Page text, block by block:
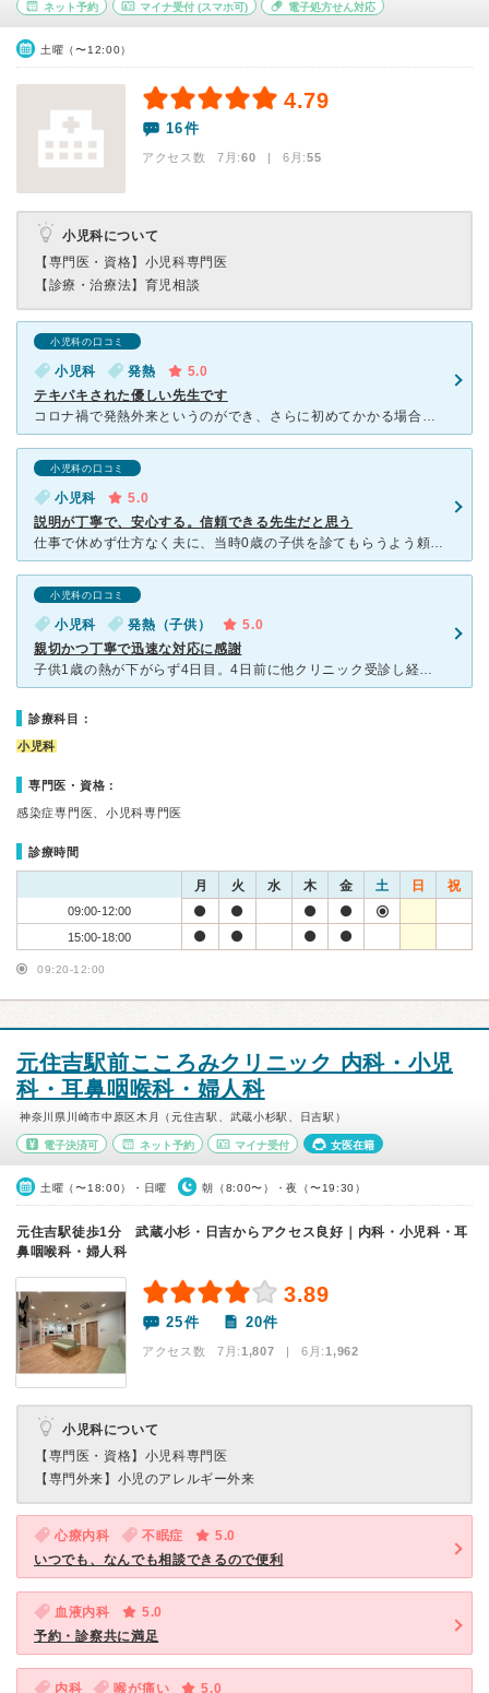
ネット予約 マイナ受付(スマホ可) 電子処方せん対応
土曜（〜12:00）
4.79
16件
アクセス数 7月:60 | 6月:55
小児科について
【専門医・資格】 小児科専門医
【診療・治療法】 育児相談
小児科の口コミ
小児科 発熱
5.0
テキパキされた優しい先生です
コロナ禍で発熱外来というのができ、さらに初めてかかる場合は診療してもらえない。。という病院が多いなか、子供の発熱があったときに、診てもらえて助かりました。 先生は感染症のことに詳しい先生で、すぐに検
小児科の口コミ
小児科
5.0
説明が丁寧で、安心する。信頼できる先生だと思う
仕事で休めず仕方なく夫に、当時0歳の子供を診てもらうよう頼んだ。 結果的に市民病院を紹介され、肺炎と気管支炎の診断。 きちんと診てくれたおかげで、適切な治療をスムーズに受けることができた。 市民
小児科の口コミ
小児科 発熱（子供）
5.0
親切かつ丁寧で迅速な対応に感謝
子供1歳の熱が下がらず4日目。4日前に他クリニック受診し経過観察の指示受け様子見ていたが食事も水分も多くは取れずぐったりしてきたようす。活気も無くなり慌てて本日、藤沢市民病院へ電話。小児科は午前中のみ
診療科目：
小児科
専門医・資格：
感染症専門医、小児科専門医
診療時間
月 火 水 木 金 土 日 祝
09:00-12:00
15:00-18:00
09:20-12:00
元住吉駅前こころみクリニック 内科・小児
科・耳鼻咽喉科・婦人科
神奈川県川崎市中原区木月（元住吉駅、武蔵小杉駅、日吉駅）
電子決済可 ネット予約 マイナ受付 女医在籍
土曜（〜18:00）・日曜 朝（8:00〜）・夜（〜19:30）
元住吉駅徒歩1分 武蔵小杉・日吉からアクセス良好｜内科・小児科・耳
鼻咽喉科・婦人科
3.89
25件 20件
アクセス数 7月:1,807 | 6月:1,962
小児科について
【専門医・資格】 小児科専門医
【専門外来】 小児のアレルギー外来
心療内科 不眠症
5.0
いつでも、なんでも相談できるので便利
血液内科
5.0
予約・診察共に満足
内科 喉が痛い 5.0